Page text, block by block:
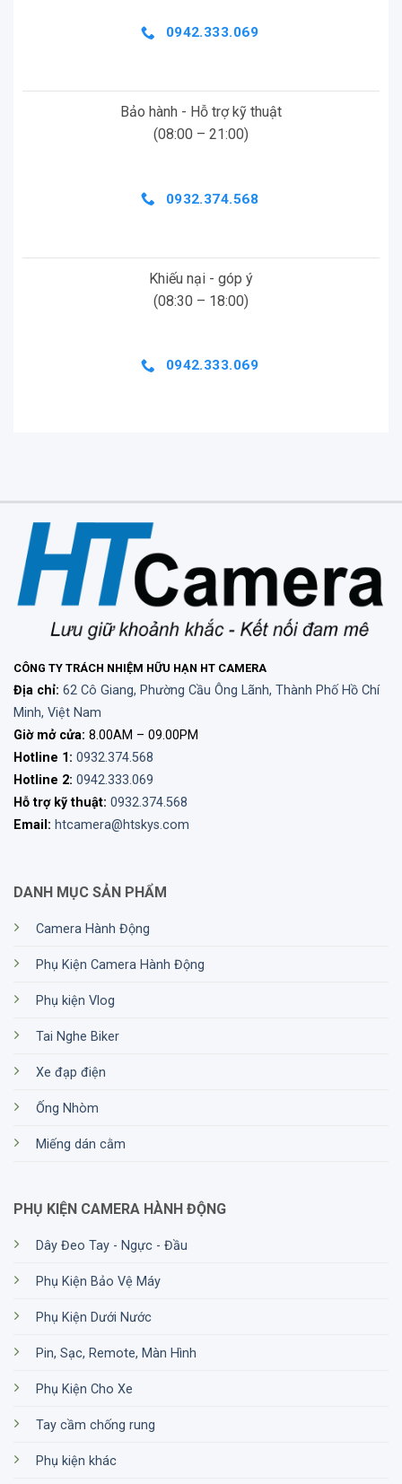
0942.333.069
Bảo hành - Hỗ trợ kỹ thuật
(08:00 – 21:00)
0932.374.568
Khiếu nại - góp ý
(08:30 – 18:00)
0942.333.069
CÔNG TY TRÁCH NHIỆM HỮU HẠN HT CAMERA
Địa chỉ: 62 Cô Giang, Phường Cầu Ông Lãnh, Thành Phố Hồ Chí
Minh, Việt Nam
Giờ mở cửa: 8.00AM – 09.00PM
Hotline 1: 0932.374.568
Hotline 2: 0942.333.069
Hỗ trợ kỹ thuật: 0932.374.568
Email: htcamera@htskys.com
DANH MỤC SẢN PHẨM
Camera Hành Động
Phụ Kiện Camera Hành Động
Phụ kiện Vlog
Tai Nghe Biker
Xe đạp điện
Ống Nhòm
Miếng dán cằm
PHỤ KIỆN CAMERA HÀNH ĐỘNG
Dây Đeo Tay - Ngực - Đầu
Phụ Kiện Bảo Vệ Máy
Phụ Kiện Dưới Nước
Pin, Sạc, Remote, Màn Hình
Phụ Kiện Cho Xe
Tay cầm chống rung
Phụ kiện khác